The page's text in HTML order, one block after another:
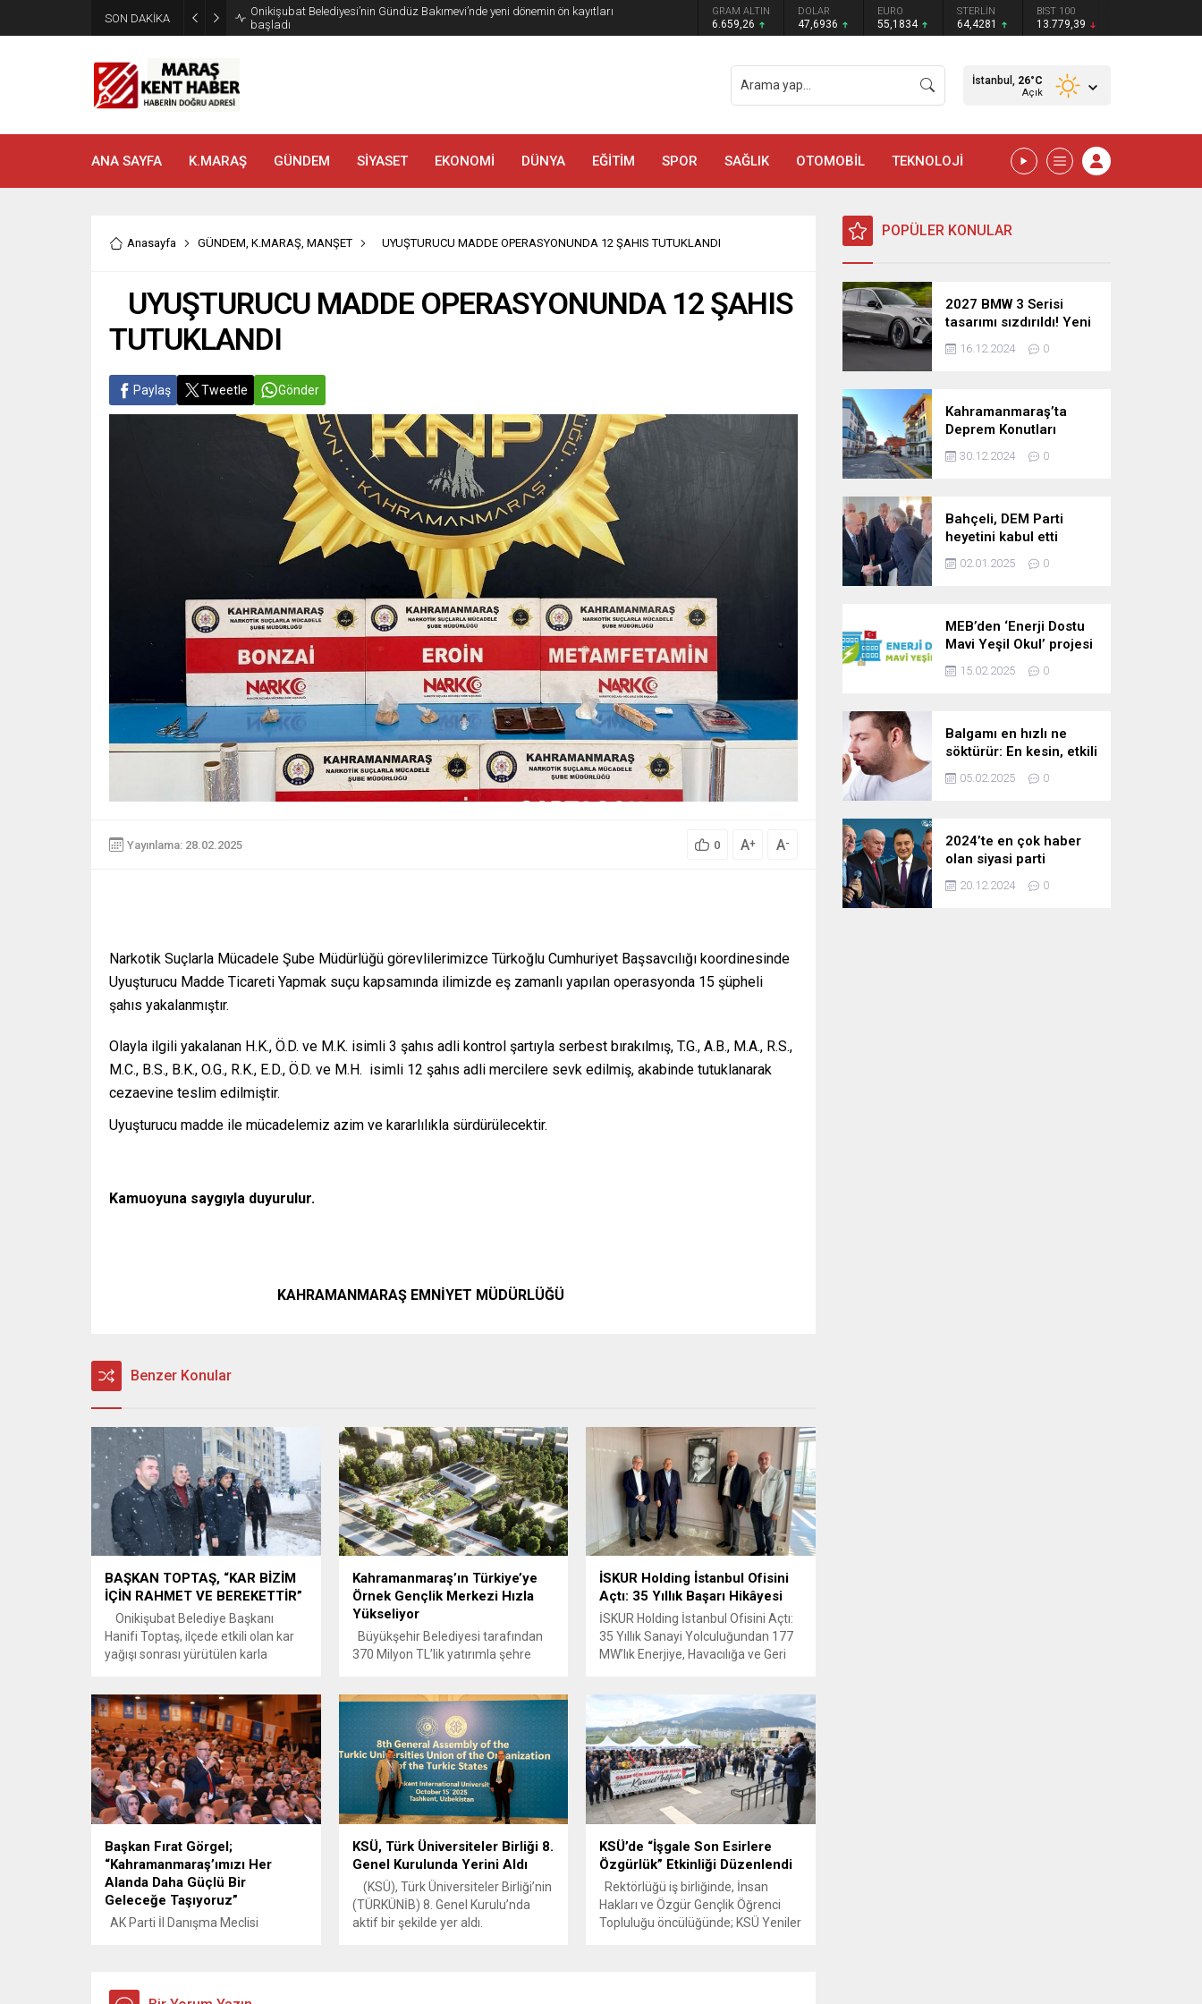
SON DAKİKA Geleneksel Ağustos Fuarı’nda Madrigal Coşkusu GRAM ALTIN
6.659,26
DOLAR
47,6936
EURO
55,1834
STERLİN
64,4281
BIST 100
13.779,39
İstanbul, 26°C
Açık
ANA SAYFA K.MARAŞ GÜNDEM SİYASET EKONOMİ DÜNYA EĞİTİM SPOR SAĞLIK OTOMOBİL TEKNOLOJİ
Anasayfa GÜNDEM, K.MARAŞ, MANŞET UYUŞTURUCU MADDE OPERASYONUNDA 12 ŞAHIS TUTUKLANDI
UYUŞTURUCU MADDE OPERASYONUNDA 12 ŞAHIS
TUTUKLANDI
Paylaş Tweetle Gönder
Yayınlama: 28.02.2025 0 A+ A-
Narkotik Suçlarla Mücadele Şube Müdürlüğü görevlilerimizce Türkoğlu Cumhuriyet Başsavcılığı koordinesinde
Uyuşturucu Madde Ticareti Yapmak suçu kapsamında ilimizde eş zamanlı yapılan operasyonda 15 şüpheli
şahıs yakalanmıştır.
Olayla ilgili yakalanan H.K., Ö.D. ve M.K. isimli 3 şahıs adli kontrol şartıyla serbest bırakılmış, T.G., A.B., M.A., R.S.,
M.C., B.S., B.K., O.G., R.K., E.D., Ö.D. ve M.H. isimli 12 şahıs adli mercilere sevk edilmiş, akabinde tutuklanarak
cezaevine teslim edilmiştir.
Uyuşturucu madde ile mücadelemiz azim ve kararlılıkla sürdürülecektir.
Kamuoyuna saygıyla duyurulur.
KAHRAMANMARAŞ EMNİYET MÜDÜRLÜĞÜ
Benzer Konular
BAŞKAN TOPTAŞ, “KAR BİZİM
İÇİN RAHMET VE BEREKETTİR”
Onikişubat Belediye Başkanı
Hanifi Toptaş, ilçede etkili olan kar
yağışı sonrası yürütülen karla
ekiplerden çalışmalara ilişkin bilgi
aldı. Başkan Toptaş akabinde,
Hürriyet Mahallesi’ne geçerek
mahalle muhtarı ve vatandaşlarla
bir araya geldi, ekiplere kolaylıklar
diledi. Başkan Toptaş, Hürriyet
Mahallesi’nde vatandaşlar ve...
Kahramanmaraş’ın Türkiye’ye
Örnek Gençlik Merkezi Hızla
Yükseliyor
Büyükşehir Belediyesi tarafından
370 Milyon TL’lik yatırımla şehre
çalışmalar tüm hızıyla devam
ediyor. Yamaçtepe Mahallesi’nde
hayata geçirilen tesis
tamamlandığında şehrin en önemli
sosyal yaşam merkezlerinden biri
olacak. Kahramanmaraş
Büyükşehir Belediyesi, gençlerin
gelişimlerine katkı sağlayacak
yatırımlarını kararlılıkla sürdürüyor....
İSKUR Holding İstanbul Ofisini
Açtı: 35 Yıllık Başarı Hikâyesi
İSKUR Holding İstanbul Ofisini Açtı:
35 Yıllık Sanayi Yolculuğundan 177
MW’lık Enerjiye, Havacılığa ve Geri
Holding, İstanbul Basın Ekspres Yolu
üzerindeki yeni ofisini hizmete açtı
ve İstanbul’daki kurumsal
faaliyetlerini bu yeni merkezden
yürütmeye başladı. Bu gelişme
vesilesiyle İSKUR Holding Yönetim
Kurulu Başkanı Abdulkadir...
Başkan Fırat Görgel;
“Kahramanmaraş’ımızı Her
Alanda Daha Güçlü Bir
Geleceğe Taşıyoruz”
AK Parti İl Danışma Meclisi
ihtiyaçlarını önceleyen hem bugünü
KSÜ, Türk Üniversiteler Birliği 8.
Genel Kurulunda Yerini Aldı
(KSÜ), Türk Üniversiteler Birliği’nin
(TÜRKÜNİB) 8. Genel Kurulu’nda
aktif bir şekilde yer aldı.
KSÜ’de “İşgale Son Esirlere
Özgürlük” Etkinliği Düzenlendi
Rektörlüğü iş birliğinde, İnsan
Hakları ve Özgür Gençlik Öğrenci
Topluluğu öncülüğünde; KSÜ Yeniler
POPÜLER KONULAR
2027 BMW 3 Serisi
tasarımı sızdırıldı! Yeni
nesil sedan’dan
şaşırtıcı yenilikler!
16.12.2024 0
Kahramanmaraş’ta
Deprem Konutları
2025’te Teslim Edilecek
30.12.2024 0
Bahçeli, DEM Parti
heyetini kabul etti
02.01.2025 0
MEB’den ‘Enerji Dostu
Mavi Yeşil Okul’ projesi
15.02.2025 0
Balgamı en hızlı ne
söktürür: En kesin, etkili
ve çabuk balgam
söktürücü kür!
05.02.2025 0
2024’te en çok haber
olan siyasi parti
liderleri! Zirvedeki isim
fark attı
20.12.2024 0